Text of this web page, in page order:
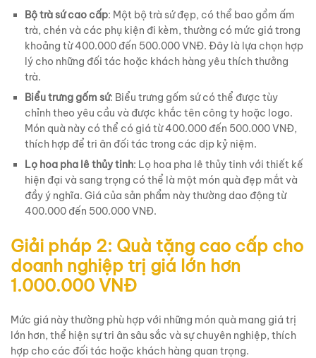
Bộ trà sứ cao cấp: Một bộ trà sứ đẹp, có thể bao gồm ấm
trà, chén và các phụ kiện đi kèm, thường có mức giá trong
khoảng từ 400.000 đến 500.000 VNĐ. Đây là lựa chọn hợp
lý cho những đối tác hoặc khách hàng yêu thích thưởng
trà.
Biểu trưng gốm sứ: Biểu trưng gốm sứ có thể được tùy
chỉnh theo yêu cầu và được khắc tên công ty hoặc logo.
Món quà này có thể có giá từ 400.000 đến 500.000 VNĐ,
thích hợp để tri ân đối tác trong các dịp kỷ niệm.
Lọ hoa pha lê thủy tinh: Lọ hoa pha lê thủy tinh với thiết kế
hiện đại và sang trọng có thể là một món quà đẹp mắt và
đầy ý nghĩa. Giá của sản phẩm này thường dao động từ
400.000 đến 500.000 VNĐ.
Giải pháp 2: Quà tặng cao cấp cho
doanh nghiệp trị giá lớn hơn
1.000.000 VNĐ
Mức giá này thường phù hợp với những món quà mang giá trị
lớn hơn, thể hiện sự tri ân sâu sắc và sự chuyên nghiệp, thích
hợp cho các đối tác hoặc khách hàng quan trọng.